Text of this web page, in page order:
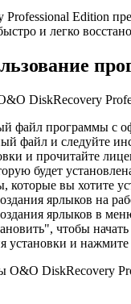
Edition
и легко
DiskRecovery
файл программы с
файл и следуйте
и прочитайте
будет
которые вы хотите
ярлыков на
ярлыков в
чтобы
установки и
O&O DiskRecovery